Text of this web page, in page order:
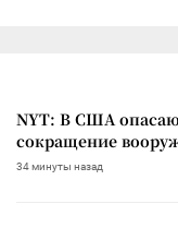
NYT: В США
сокращение
34 минуты назад